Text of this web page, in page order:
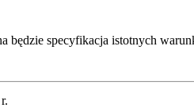
będzie specyfikacja istotnych